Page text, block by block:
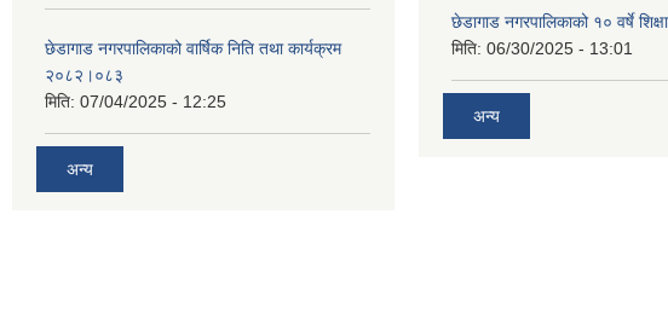
छेडागाड नगरपालिकाको वार्षिक निति तथा कार्यक्रम
२०८२।०८३
मिति: 07/04/2025 - 12:25
अन्य
छेडागाड नगरपालिकाको १० वर्षे
मिति: 06/30/2025 - 13:01
अन्य